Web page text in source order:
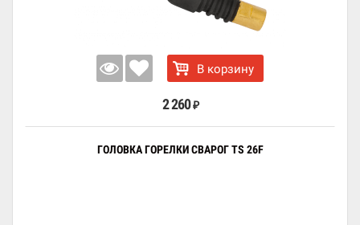
В корзину
2 260 ₽
ГОЛОВКА ГОРЕЛКИ СВАРОГ TS 26F